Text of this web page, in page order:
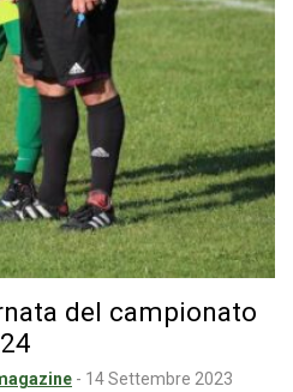
del campionato
- 14 Settembre 2023